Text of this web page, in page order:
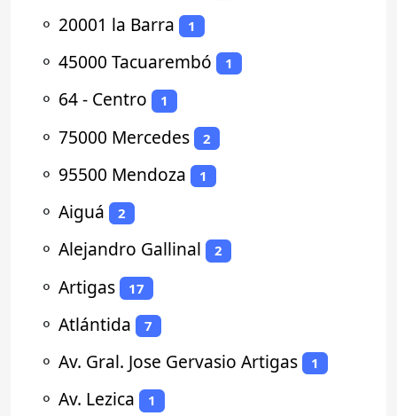
⚬ 20001 la Barra 1
⚬ 45000 Tacuarembó 1
⚬ 64 - Centro 1
⚬ 75000 Mercedes 2
⚬ 95500 Mendoza 1
⚬ Aiguá 2
⚬ Alejandro Gallinal 2
⚬ Artigas 17
⚬ Atlántida 7
⚬ Av. Gral. Jose Gervasio Artigas 1
⚬ Av. Lezica 1